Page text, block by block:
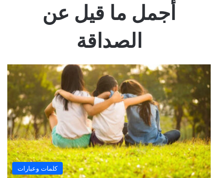
أجمل ما قيل عن
الصداقة
كلمات وعبارات